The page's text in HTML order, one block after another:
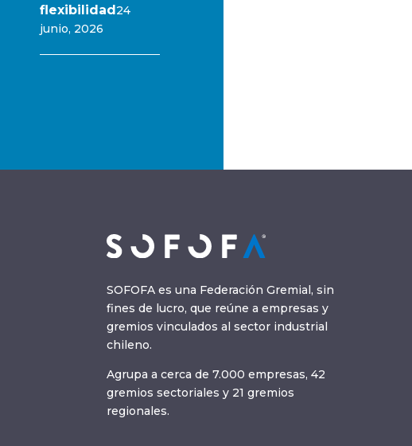
flexibilidad24
junio, 2026
SOFOFA es una Federación Gremial, sin
fines de lucro, que reúne a empresas y
gremios vinculados al sector industrial
chileno.
Agrupa a cerca de 7.000 empresas, 42
gremios sectoriales y 21 gremios
regionales.